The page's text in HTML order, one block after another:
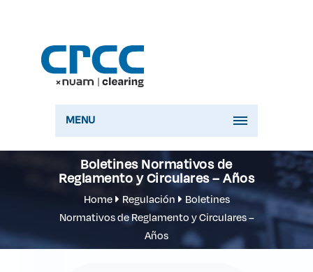
MENU
Boletines Normativos de
Reglamento y Circulares – Años
Home Regulación
Boletines
Normativos de Reglamento y Circulares –
Años